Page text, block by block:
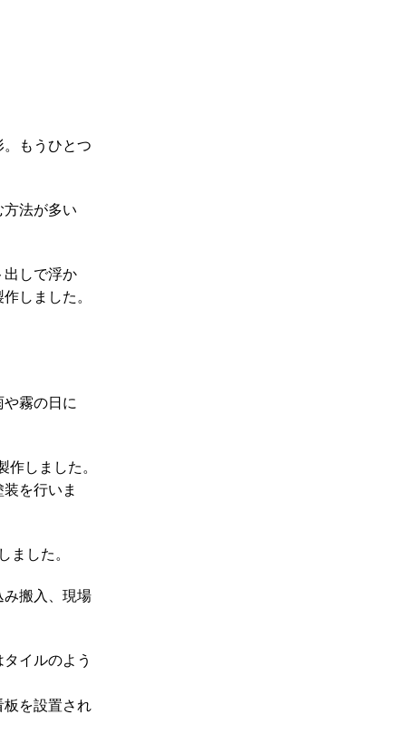
もうひとつ
法が多い
しで浮か
しました。
霧の日に
しました。
を行いま
した。
搬入、現場
イルのよう
を設置され